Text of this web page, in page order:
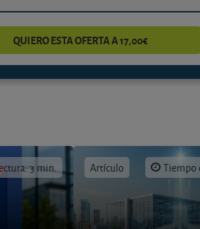
QUIERO ESTA OFERTA A 17,00€
3 min. Artículo Tiempo